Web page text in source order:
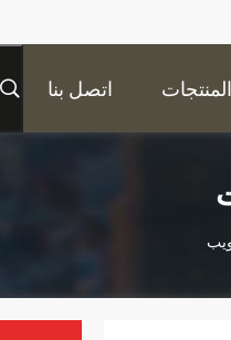
المنتجات اتصل بنا